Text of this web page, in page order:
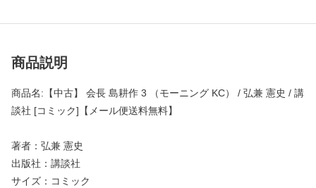
商品説明
商品名:【中古】 会長 島耕作 3 （モーニング KC） / 弘兼 憲史 / 講
談社 [コミック]【メール便送料無料】
著者：弘兼 憲史
出版社：講談社
サイズ：コミック